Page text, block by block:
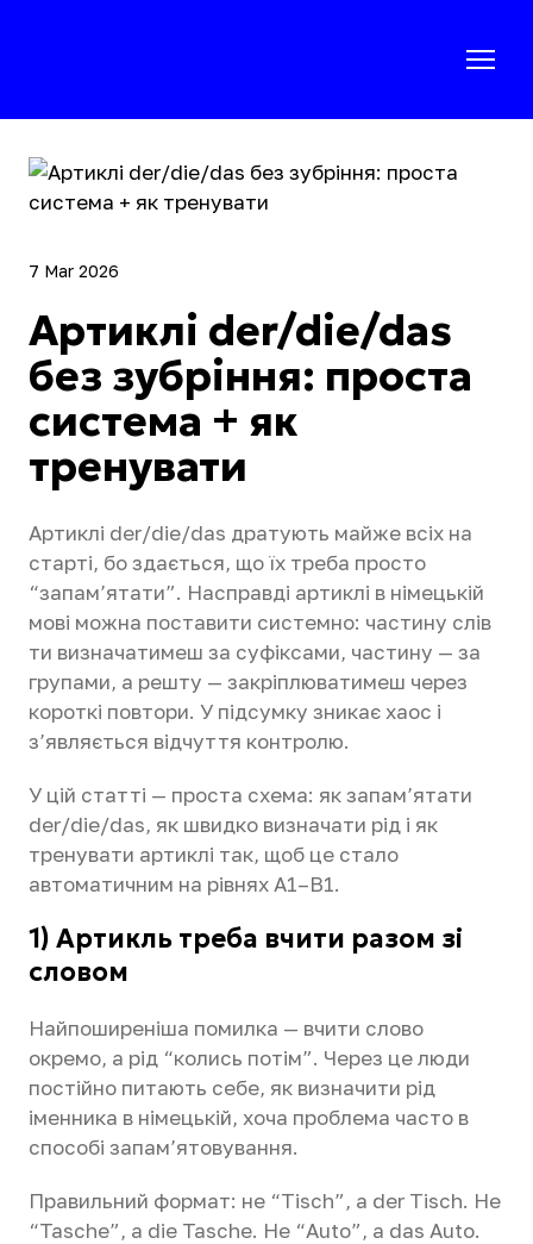
7 Mar 2026
Артиклі der/die/das
без зубріння: проста
система + як
тренувати
Артиклі der/die/das дратують майже всіх на
старті, бо здається, що їх треба просто
“запам’ятати”. Насправді артиклі в німецькій
мові можна поставити системно: частину слів
ти визначатимеш за суфіксами, частину — за
групами, а решту — закріплюватимеш через
короткі повтори. У підсумку зникає хаос і
з’являється відчуття контролю.
У цій статті — проста схема: як запам’ятати
der/die/das, як швидко визначати рід і як
тренувати артиклі так, щоб це стало
автоматичним на рівнях A1–B1.
1) Артикль треба вчити разом зі
словом
Найпоширеніша помилка — вчити слово
окремо, а рід “колись потім”. Через це люди
постійно питають себе, як визначити рід
іменника в німецькій, хоча проблема часто в
способі запам’ятовування.
Правильний формат: не “Tisch”, а der Tisch. Не
“Tasche”, а die Tasche. Не “Auto”, а das Auto.